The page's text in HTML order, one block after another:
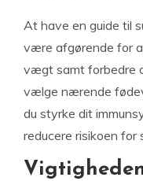
At have en guide til
være afgørende for
vægt samt forbedre
vælge nærende
du styrke dit
reducere risikoen for